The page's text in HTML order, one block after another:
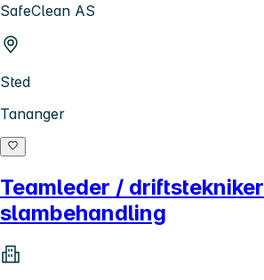
SafeClean AS
Sted
Tananger
Teamleder / driftstekniker
slambehandling